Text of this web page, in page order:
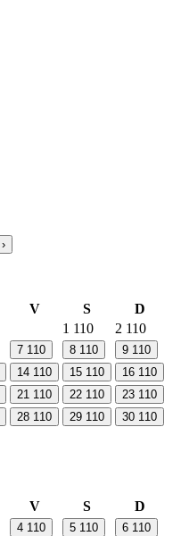
›
V S
D
1 110 2 110
7 110 8 110 9 110
14 110 15 110 16 110
21 110 22 110 23 110
28 110 29 110 30 110
V S D
4 110 5 110 6 110